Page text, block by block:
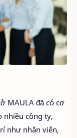
MAULA đã có cơ
nhiều công ty,
như nhân viên,